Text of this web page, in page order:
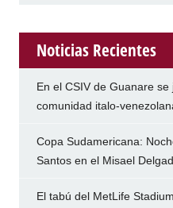
Noticias Recientes
En el CSIV de Guanare
comunidad italo-
Copa Sudamericana:
Santos en el Misael
El tabú del MetLife